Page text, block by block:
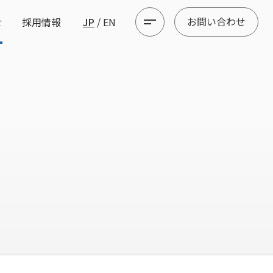
採用情報 JP / EN お問い合わせ